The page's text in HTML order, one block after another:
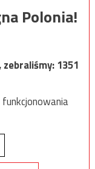
Polonia!
zebraliśmy:1351